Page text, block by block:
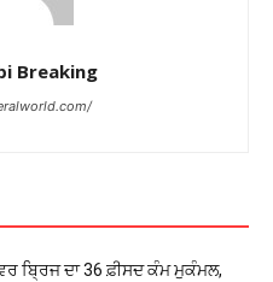
Breaking
ਬ੍ਰਿਜ ਦਾ 36 ਫ਼ੀਸਦ ਕੰਮ ਮੁਕੰਮਲ,